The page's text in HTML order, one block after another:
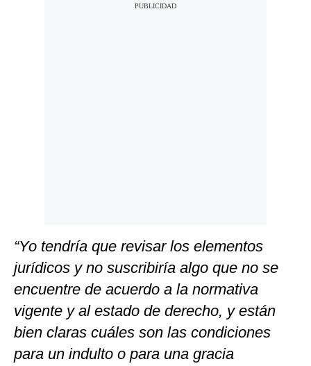
“Yo tendría que revisar los elementos
jurídicos y no suscribiría algo que no se
encuentre de acuerdo a la normativa
vigente y al estado de derecho, y están
bien claras cuáles son las condiciones
para un indulto o para una gracia